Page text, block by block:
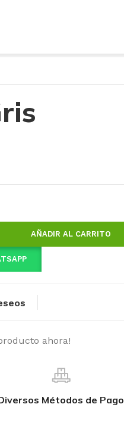
AÑADIR AL CARRITO
ahora!
Métodos de Pago